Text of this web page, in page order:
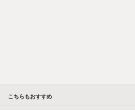
こちらもおすすめ